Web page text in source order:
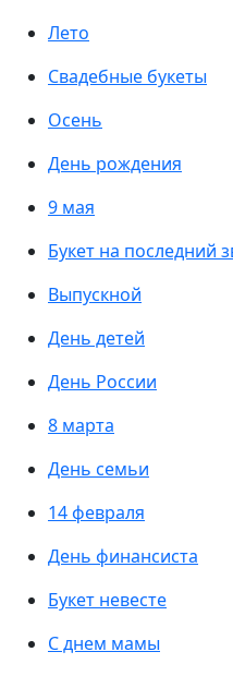
Лето
Свадебные букеты
Осень
День рождения
9 мая
Букет на последний
Выпускной
День детей
День России
8 марта
День семьи
14 февраля
День финансиста
Букет невесте
С днем мамы